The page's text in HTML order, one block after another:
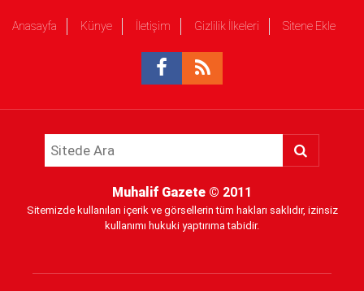
Anasayfa Künye İletişim Gizlilik İlkeleri Sitene Ekle
Muhalif Gazete © 2011
Sitemizde kullanılan içerik ve görsellerin tüm hakları saklıdır, izinsiz
kullanımı hukuki yaptırıma tabidir.